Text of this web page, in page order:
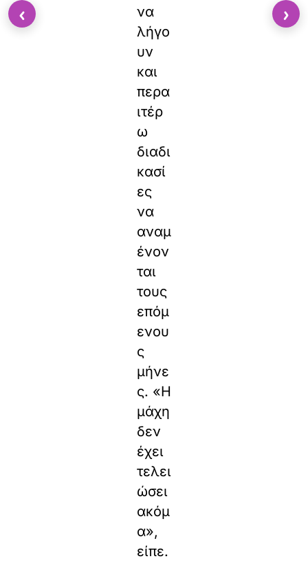
να
λήγο
υν
και
περα
ιτέρ
ω
διαδι
κασί
ες
να
αναμ
ένον
ται
τους
επόμ
ενου
ς
μήνε
ς. «Η
μάχη
δεν
έχει
τελει
ώσει
ακόμ
α»,
είπε.
‹ ›